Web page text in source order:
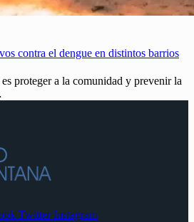
contra el dengue en distintos barrios
proteger a la comunidad y prevenir la
Twitter Instagram